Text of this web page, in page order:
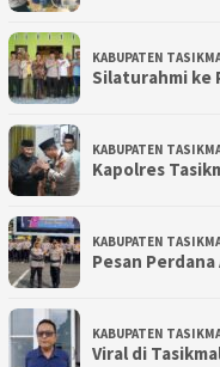
KABUPATEN
Silaturahmi ke
KABUPATEN
Kapolres
KABUPATEN
Pesan Perdana
KABUPATEN
Viral di